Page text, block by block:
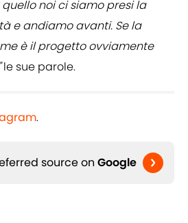
noi ci siamo presi la
e andiamo avanti. Se la
è il progetto ovviamente
le sue parole.
.
source on Google